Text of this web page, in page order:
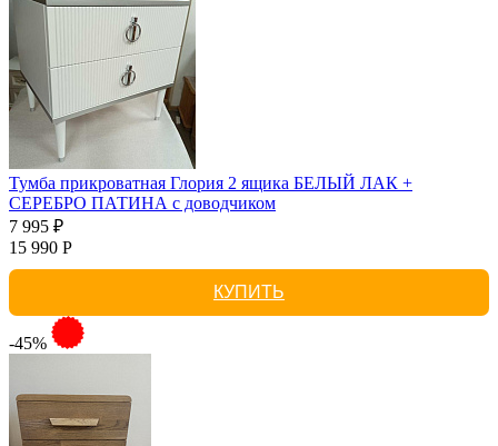
Тумба прикроватная Глория 2 ящика БЕЛЫЙ ЛАК +
СЕРЕБРО ПАТИНА с доводчиком
7 995 ₽
15 990 Р
КУПИТЬ
-45%